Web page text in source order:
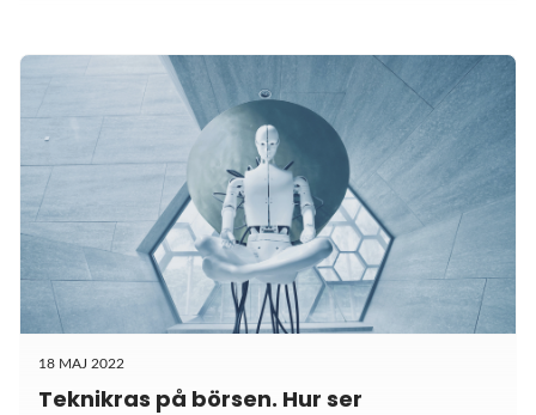
18 MAJ 2022
Teknikras på börsen. Hur ser